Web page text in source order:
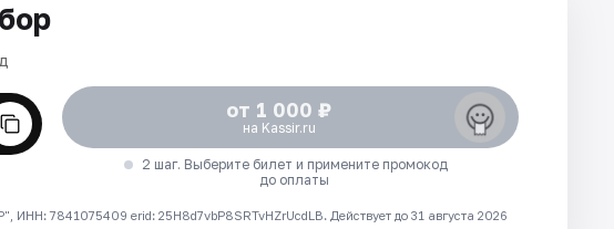
от 1 000 ₽
на Kassir.ru
2 шаг. Выберите билет и примените промокод
до оплаты
7841075409 erid: 25H8d7vbP8SRTvHZrUcdLB. Действует до 31 августа 2026